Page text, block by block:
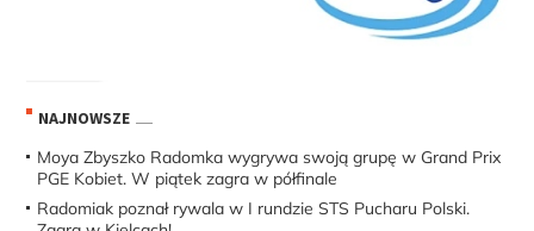
NAJNOWSZE
Moya Zbyszko Radomka wygrywa swoją grupę w Grand Prix
PGE Kobiet. W piątek zagra w półfinale
Radomiak poznał rywala w I rundzie STS Pucharu Polski.